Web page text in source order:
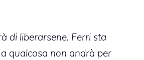
di liberarsene. Ferri sta
qualcosa non andrà per